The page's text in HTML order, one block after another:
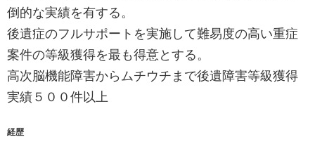
倒的な実績を有する。
後遺症のフルサポートを実施して難易度の高い重症
案件の等級獲得を最も得意とする。
高次脳機能障害からムチウチまで後遺障害等級獲得
実績５００件以上
経歴